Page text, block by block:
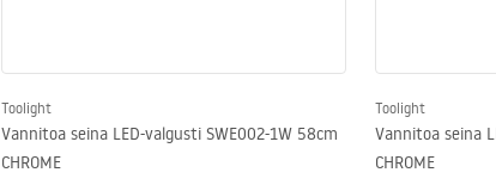
Toolight
Vannitoa seina LED-valgusti SWE002-1W 58cm
CHROME
Toolight
Vannitoa seina
CHROME